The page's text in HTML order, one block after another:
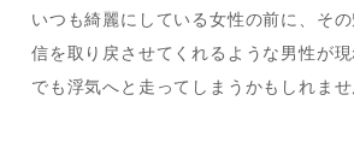
いつも綺麗にしている女性の前に、そ
信を取り戻させてくれるような男性が
でも浮気へと走ってしまうかもしれませ